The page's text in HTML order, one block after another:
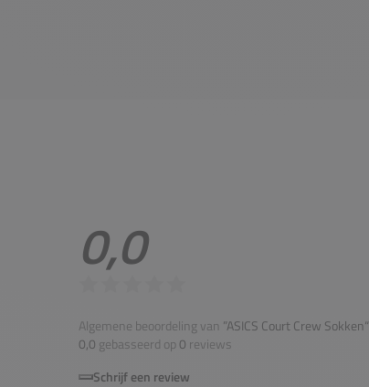
0,0
Algemene beoordeling van ”ASICS Court Crew Sokken“
0,0 gebasseerd op 0 reviews
Schrijf een review